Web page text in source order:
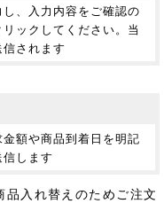
、入力内容をご確認の
ックしてください。当
されます
額や商品到着日を明記
します
入れ替えのためご注文